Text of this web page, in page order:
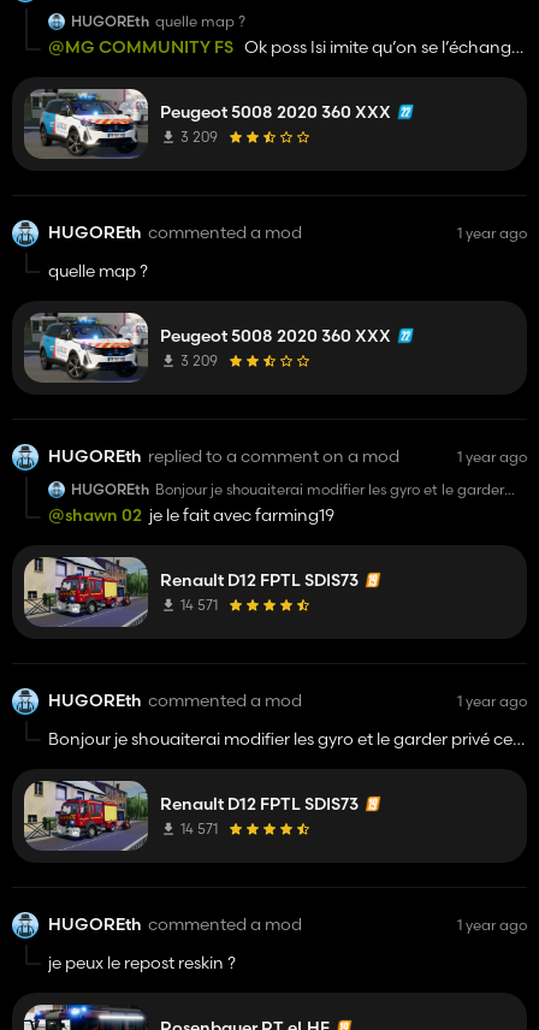
HUGOREth quelle map ?
@MG COMMUNITY FS Ok poss Isi imite qu’on se l’échange
Peugeot 5008 2020 360 XXX
3 209
HUGOREth commented a mod 1 year ago
quelle map ?
Peugeot 5008 2020 360 XXX
3 209
HUGOREth replied to a comment on a mod
1 year ago
HUGOREth Bonjour je shouaiterai modifier les gyro et le garder
privé cet ce possible
@shawn 02 je le fait avec farming19
Renault D12 FPTL SDIS73
14 571
HUGOREth commented a mod 1 year ago
Bonjour je shouaiterai modifier les gyro et le garder privé cet
Renault D12 FPTL SDIS73
14 571
HUGOREth commented a mod 1 year ago
je peux le repost reskin ?